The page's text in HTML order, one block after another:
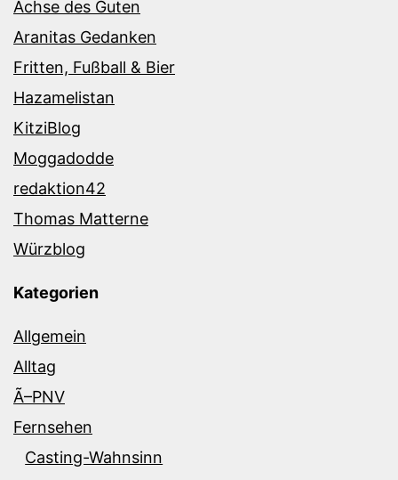
Achse des Guten
Aranitas Gedanken
Fritten, Fußball & Bier
Hazamelistan
KitziBlog
Moggadodde
redaktion42
Thomas Matterne
Würzblog
Kategorien
Allgemein
Alltag
Ã–PNV
Fernsehen
Casting-Wahnsinn